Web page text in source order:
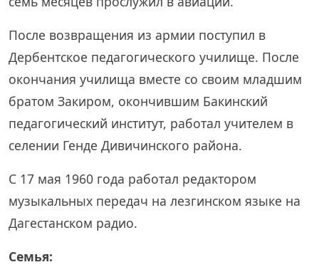
После возвращения из армии поступил в
Дербентское педагогического училище. После
окончания училища вместе со своим младшим
братом Закиром, окончившим Бакинский
педагогический институт, работал учителем в
селении Генде Дивичинского района.
С 17 мая 1960 года работал редактором
музыкальных передач на лезгинском языке на
Дагестанском радио.
Семья: